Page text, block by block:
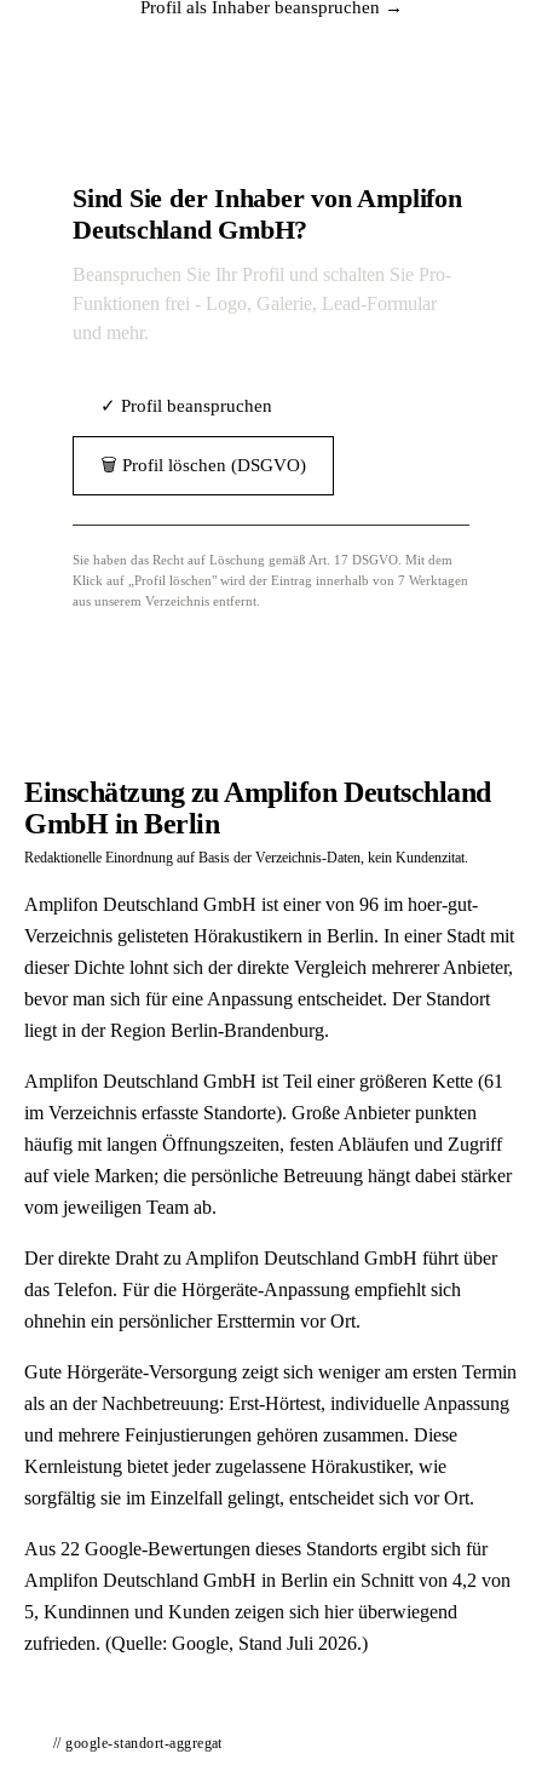
Profil als Inhaber beanspruchen →
Sind Sie der Inhaber von Amplifon
Deutschland GmbH?
Beanspruchen Sie Ihr Profil und schalten Sie Pro-
Funktionen frei - Logo, Galerie, Lead-Formular
und mehr.
✓ Profil beanspruchen
🗑 Profil löschen (DSGVO)
Sie haben das Recht auf Löschung gemäß Art. 17 DSGVO. Mit dem
Klick auf „Profil löschen" wird der Eintrag innerhalb von 7 Werktagen
aus unserem Verzeichnis entfernt.
Einschätzung zu Amplifon Deutschland
GmbH in Berlin
Redaktionelle Einordnung auf Basis der Verzeichnis-Daten, kein Kundenzitat.
Amplifon Deutschland GmbH ist einer von 96 im hoer-gut-
Verzeichnis gelisteten Hörakustikern in Berlin. In einer Stadt mit
dieser Dichte lohnt sich der direkte Vergleich mehrerer Anbieter,
bevor man sich für eine Anpassung entscheidet. Der Standort
liegt in der Region Berlin-Brandenburg.
Amplifon Deutschland GmbH ist Teil einer größeren Kette (61
im Verzeichnis erfasste Standorte). Große Anbieter punkten
häufig mit langen Öffnungszeiten, festen Abläufen und Zugriff
auf viele Marken; die persönliche Betreuung hängt dabei stärker
vom jeweiligen Team ab.
Der direkte Draht zu Amplifon Deutschland GmbH führt über
das Telefon. Für die Hörgeräte-Anpassung empfiehlt sich
ohnehin ein persönlicher Ersttermin vor Ort.
Gute Hörgeräte-Versorgung zeigt sich weniger am ersten Termin
als an der Nachbetreuung: Erst-Hörtest, individuelle Anpassung
und mehrere Feinjustierungen gehören zusammen. Diese
Kernleistung bietet jeder zugelassene Hörakustiker, wie
sorgfältig sie im Einzelfall gelingt, entscheidet sich vor Ort.
Aus 22 Google-Bewertungen dieses Standorts ergibt sich für
Amplifon Deutschland GmbH in Berlin ein Schnitt von 4,2 von
5, Kundinnen und Kunden zeigen sich hier überwiegend
zufrieden. (Quelle: Google, Stand Juli 2026.)
// google-standort-aggregat